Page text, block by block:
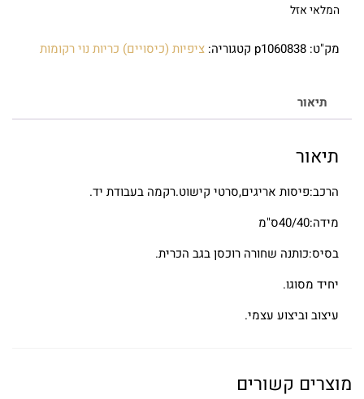
המלאי אזל
מק"ט: p1060838 קטגוריה: ציפיות (כיסויים) כריות נוי רקומות
תיאור
תיאור
הרכב:פיסות אריגים,סרטי קישוט.רקמה בעבודת יד.
מידה:40/40ס"מ
בסיס:כותנה שחורה רוכסן בגב הכרית.
יחיד מסוגו.
עיצוב וביצוע עצמי.
מוצרים קשורים